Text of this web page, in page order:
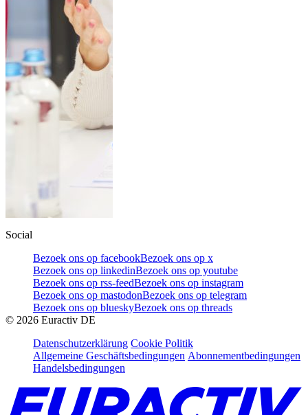
Social
Bezoek ons op facebookBezoek ons op x
Bezoek ons op linkedinBezoek ons op youtube
Bezoek ons op rss-feedBezoek ons op instagram
Bezoek ons op mastodonBezoek ons op telegram
Bezoek ons op blueskyBezoek ons op threads
© 2026 Euractiv DE
Datenschutzerklärung Cookie Politik
Allgemeine Geschäftsbedingungen Abonnementbedingungen
Handelsbedingungen